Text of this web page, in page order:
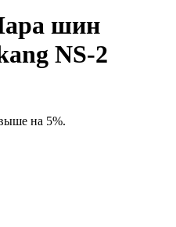
шин
NS-2
на 5%.